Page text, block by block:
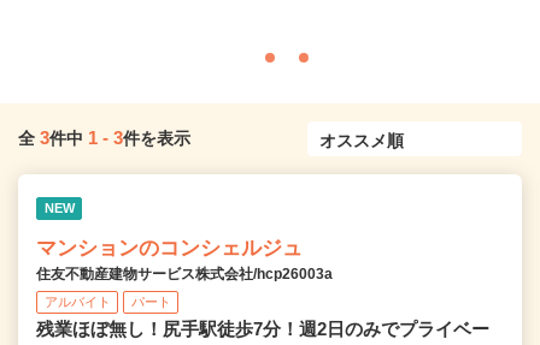
全 3件中 1 - 3件を表示
NEW
マンションのコンシェルジュ
住友不動産建物サービス株式会社/hcp26003a
アルバイト パート
残業ほぼ無し！尻手駅徒歩7分！週2日のみでプライベー